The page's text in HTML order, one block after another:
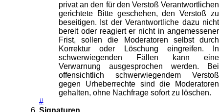
privat an den für den Verstoß Verantwortlichen
gerichtete Bitte geschehen, den Verstoß zu
beseitigen. Ist der Verantwortliche dazu nicht
bereit oder reagiert er nicht in angemessener
Frist, sollen die Moderatoren selbst durch
Korrektur oder Löschung eingreifen. In
schwerwiegenden Fällen kann eine
Verwarnung ausgesprochen werden. Bei
offensichtlich schwerwiegendem Verstoß
gegen Urheberrechte sind die Moderatoren
gehalten, ohne Nachfrage sofort zu löschen.
#